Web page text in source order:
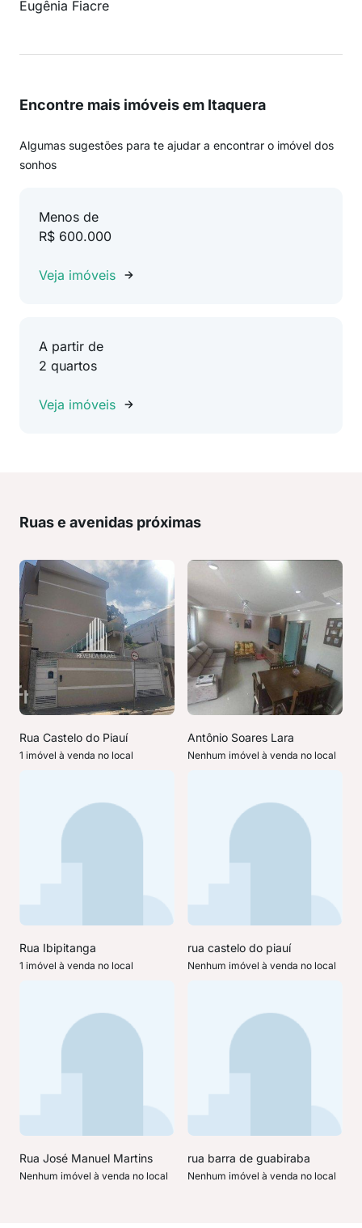
Eugênia Fiacre
Encontre mais imóveis em Itaquera
Algumas sugestões para te ajudar a encontrar o imóvel dos
sonhos
Menos de
R$ 600.000
Veja imóveis
A partir de
2 quartos
Veja imóveis
Ruas e avenidas próximas
Rua Castelo do Piauí
1 imóvel à venda no local
Antônio Soares Lara
Nenhum imóvel à venda no local
Rua Ibipitanga
1 imóvel à venda no local
rua castelo do piauí
Nenhum imóvel à venda no local
Rua José Manuel Martins
Nenhum imóvel à venda no local
rua barra de guabiraba
Nenhum imóvel à venda no local